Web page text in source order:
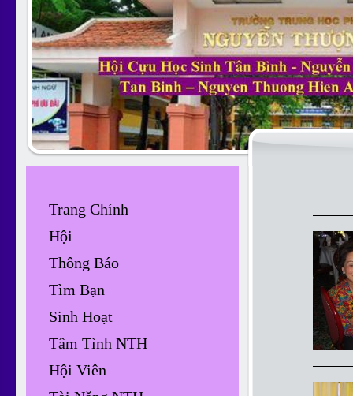
Trang Chính
Hội
Thông Báo
Tìm Bạn
Sinh Hoạt
Tâm Tình NTH
Hội Viên